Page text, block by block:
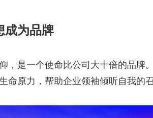
成为品牌
，是一个使命比公司大十倍的品牌
命原力，帮助企业领袖倾听自我的